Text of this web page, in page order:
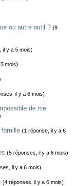
ou autre outil ? (9
il y a 5 mois)
mois)
il y a 6 mois)
de me
famille (1 réponse, il y a 6
(5 réponses, il y a 6 mois)
il y a 6 mois)
(4 réponses, il y a 6 mois)